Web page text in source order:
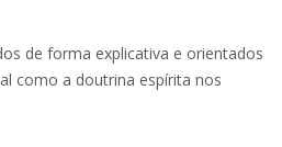
de forma explicativa e orientados
como a doutrina espírita nos